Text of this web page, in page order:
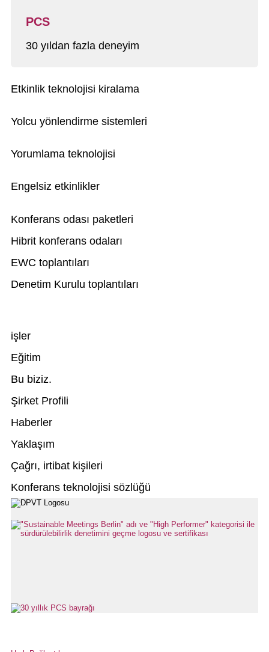
PCS
30 yıldan fazla deneyim
Etkinlik teknolojisi kiralama
Yolcu yönlendirme sistemleri
Yorumlama teknolojisi
Engelsiz etkinlikler
Konferans odası paketleri
Hibrit konferans odaları
EWC toplantıları
Denetim Kurulu toplantıları
işler
Eğitim
Bu biziz.
Şirket Profili
Haberler
Yaklaşım
Çağrı, irtibat kişileri
Konferans teknolojisi sözlüğü